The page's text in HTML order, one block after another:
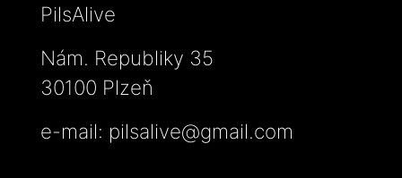
PilsAlive
Nám. Republiky 35
30100 Plzeň
e-mail: pilsalive@gmail.com